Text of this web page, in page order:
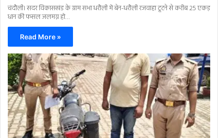
चंदौली। सदर विकासखंड के ग्राम सभा धरौली में बेन-धरौली रजवाहा टूटने से करीब 25 एकड़
धान की फसल जलमग्न हो…
Read More »